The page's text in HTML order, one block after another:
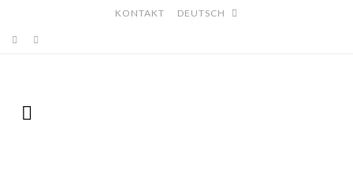
KONTAKT DEUTSCH